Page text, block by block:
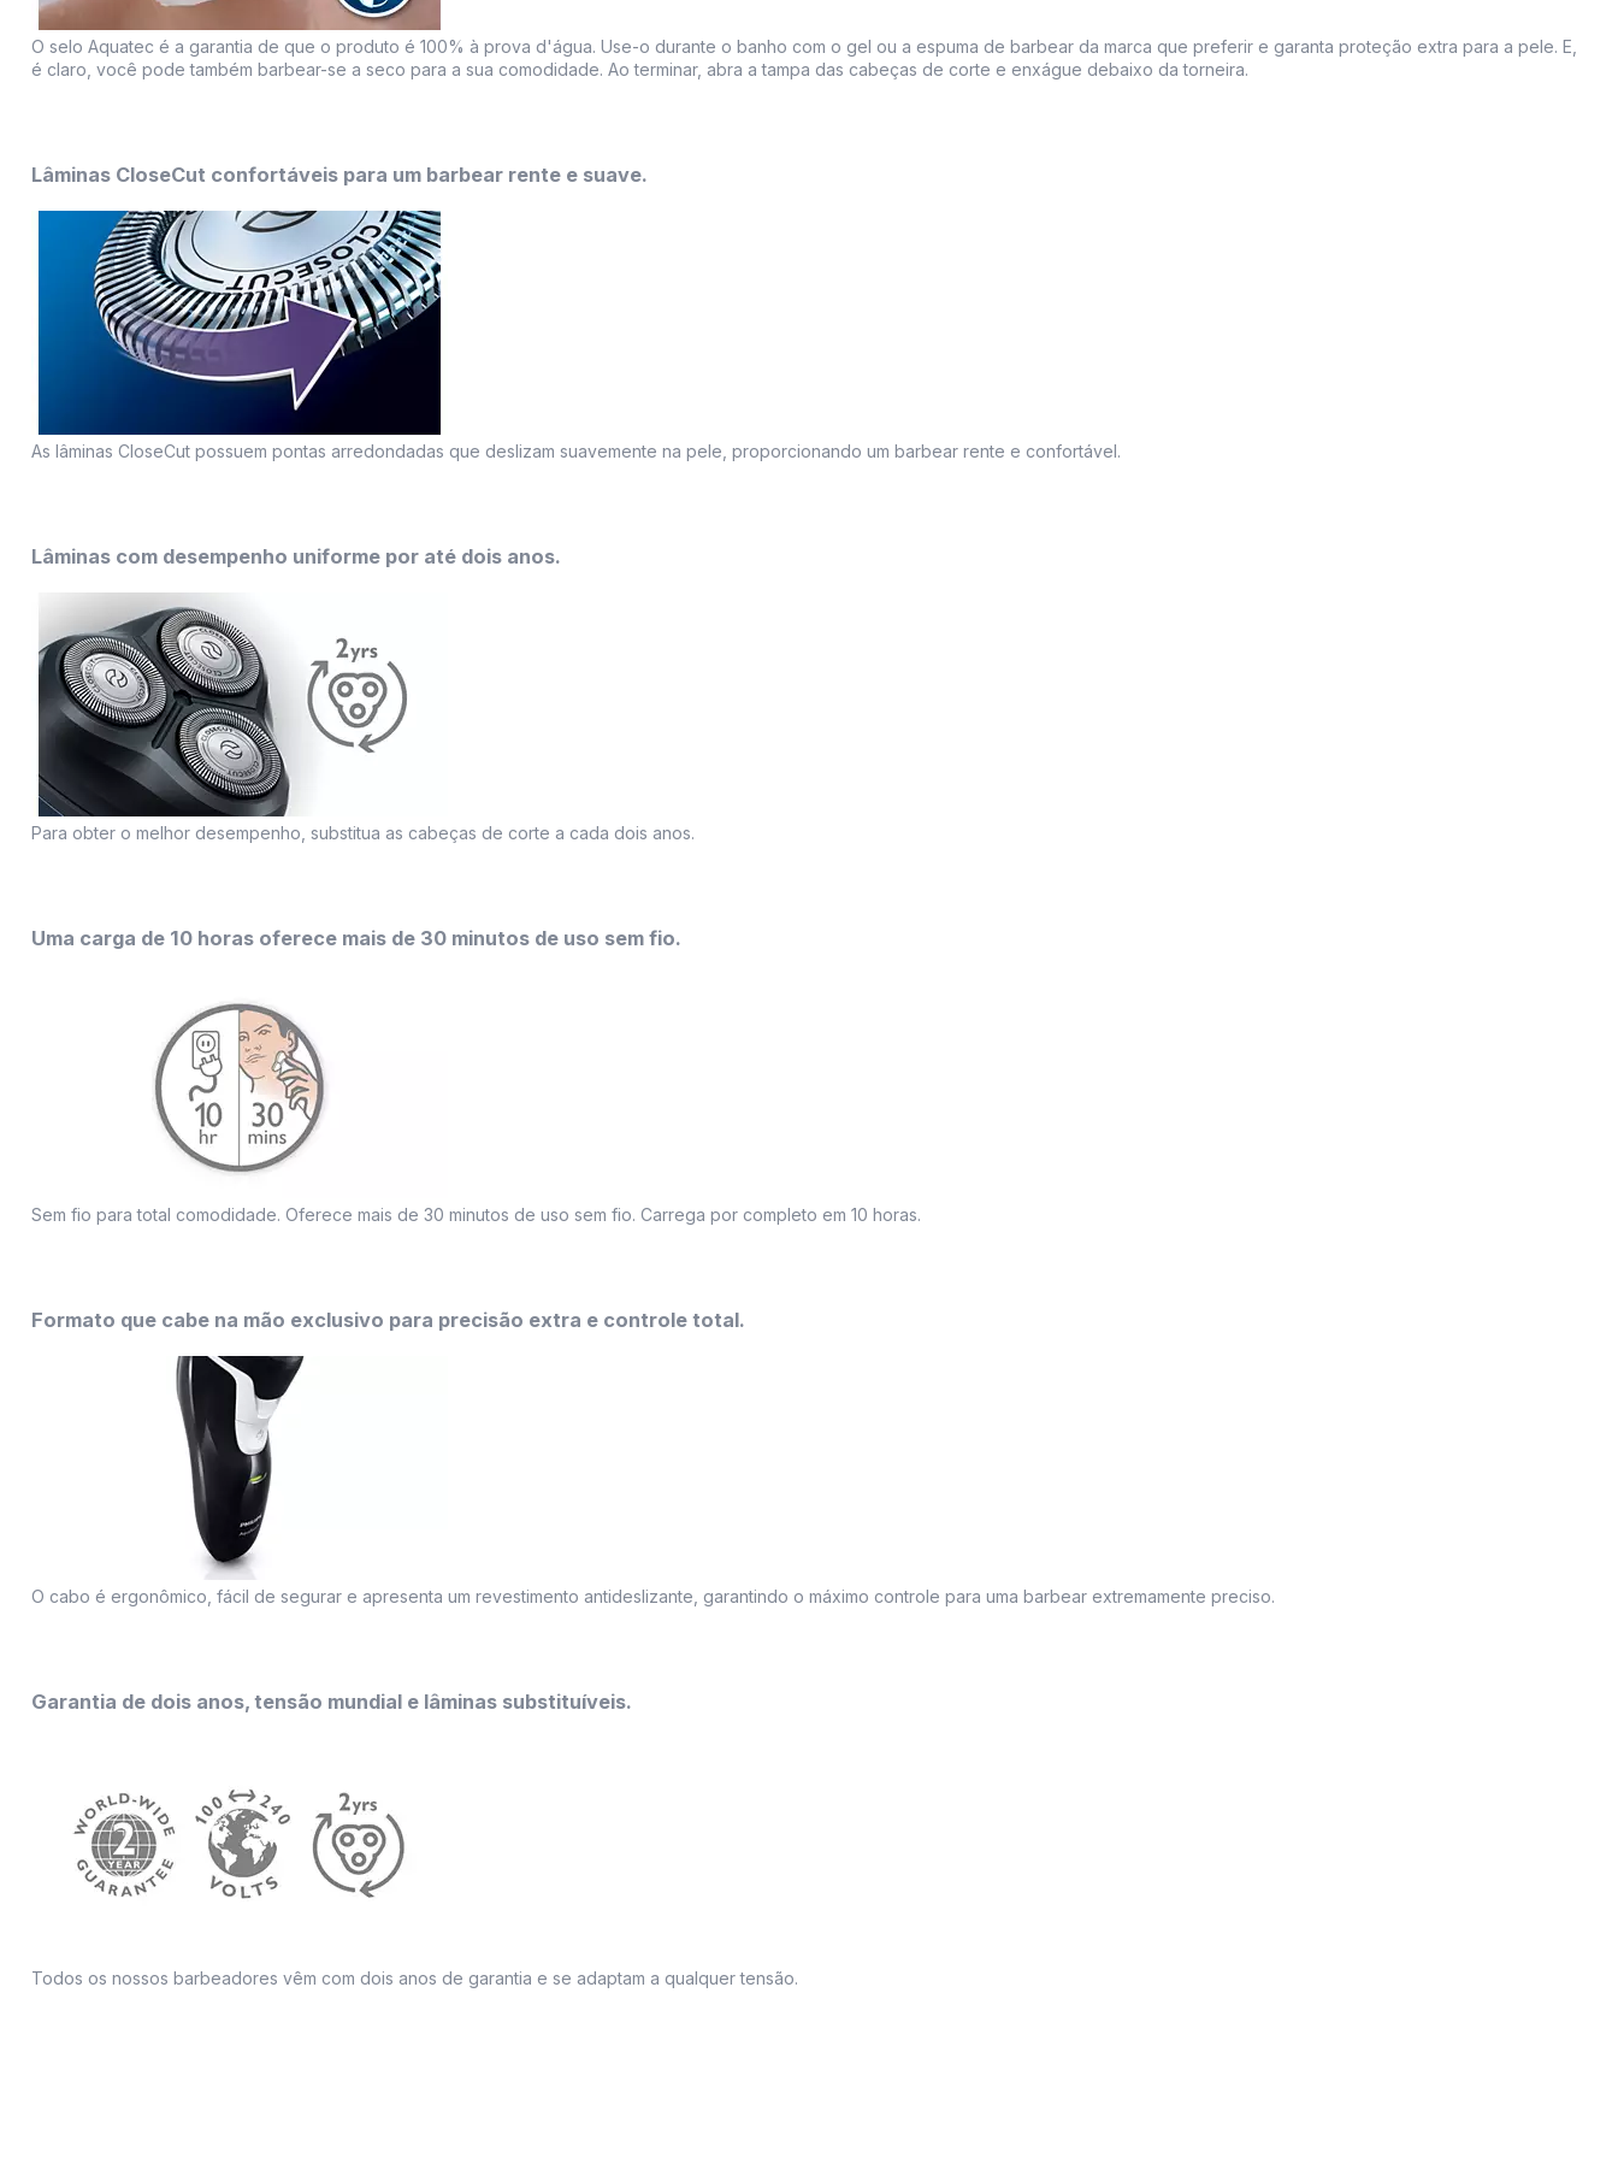
O selo Aquatec é a garantia de que o produto é 100% à prova d'água. Use-o durante o banho com o gel ou a espuma de barbear da marca que preferir e garanta proteção extra para a pele. E,
é claro, você pode também barbear-se a seco para a sua comodidade. Ao terminar, abra a tampa das cabeças de corte e enxágue debaixo da torneira.
Lâminas CloseCut confortáveis para um barbear rente e suave.
As lâminas CloseCut possuem pontas arredondadas que deslizam suavemente na pele, proporcionando um barbear rente e confortável.
Lâminas com desempenho uniforme por até dois anos.
Para obter o melhor desempenho, substitua as cabeças de corte a cada dois anos.
Uma carga de 10 horas oferece mais de 30 minutos de uso sem fio.
Sem fio para total comodidade. Oferece mais de 30 minutos de uso sem fio. Carrega por completo em 10 horas.
Formato que cabe na mão exclusivo para precisão extra e controle total.
O cabo é ergonômico, fácil de segurar e apresenta um revestimento antideslizante, garantindo o máximo controle para uma barbear extremamente preciso.
Garantia de dois anos, tensão mundial e lâminas substituíveis.
Todos os nossos barbeadores vêm com dois anos de garantia e se adaptam a qualquer tensão.